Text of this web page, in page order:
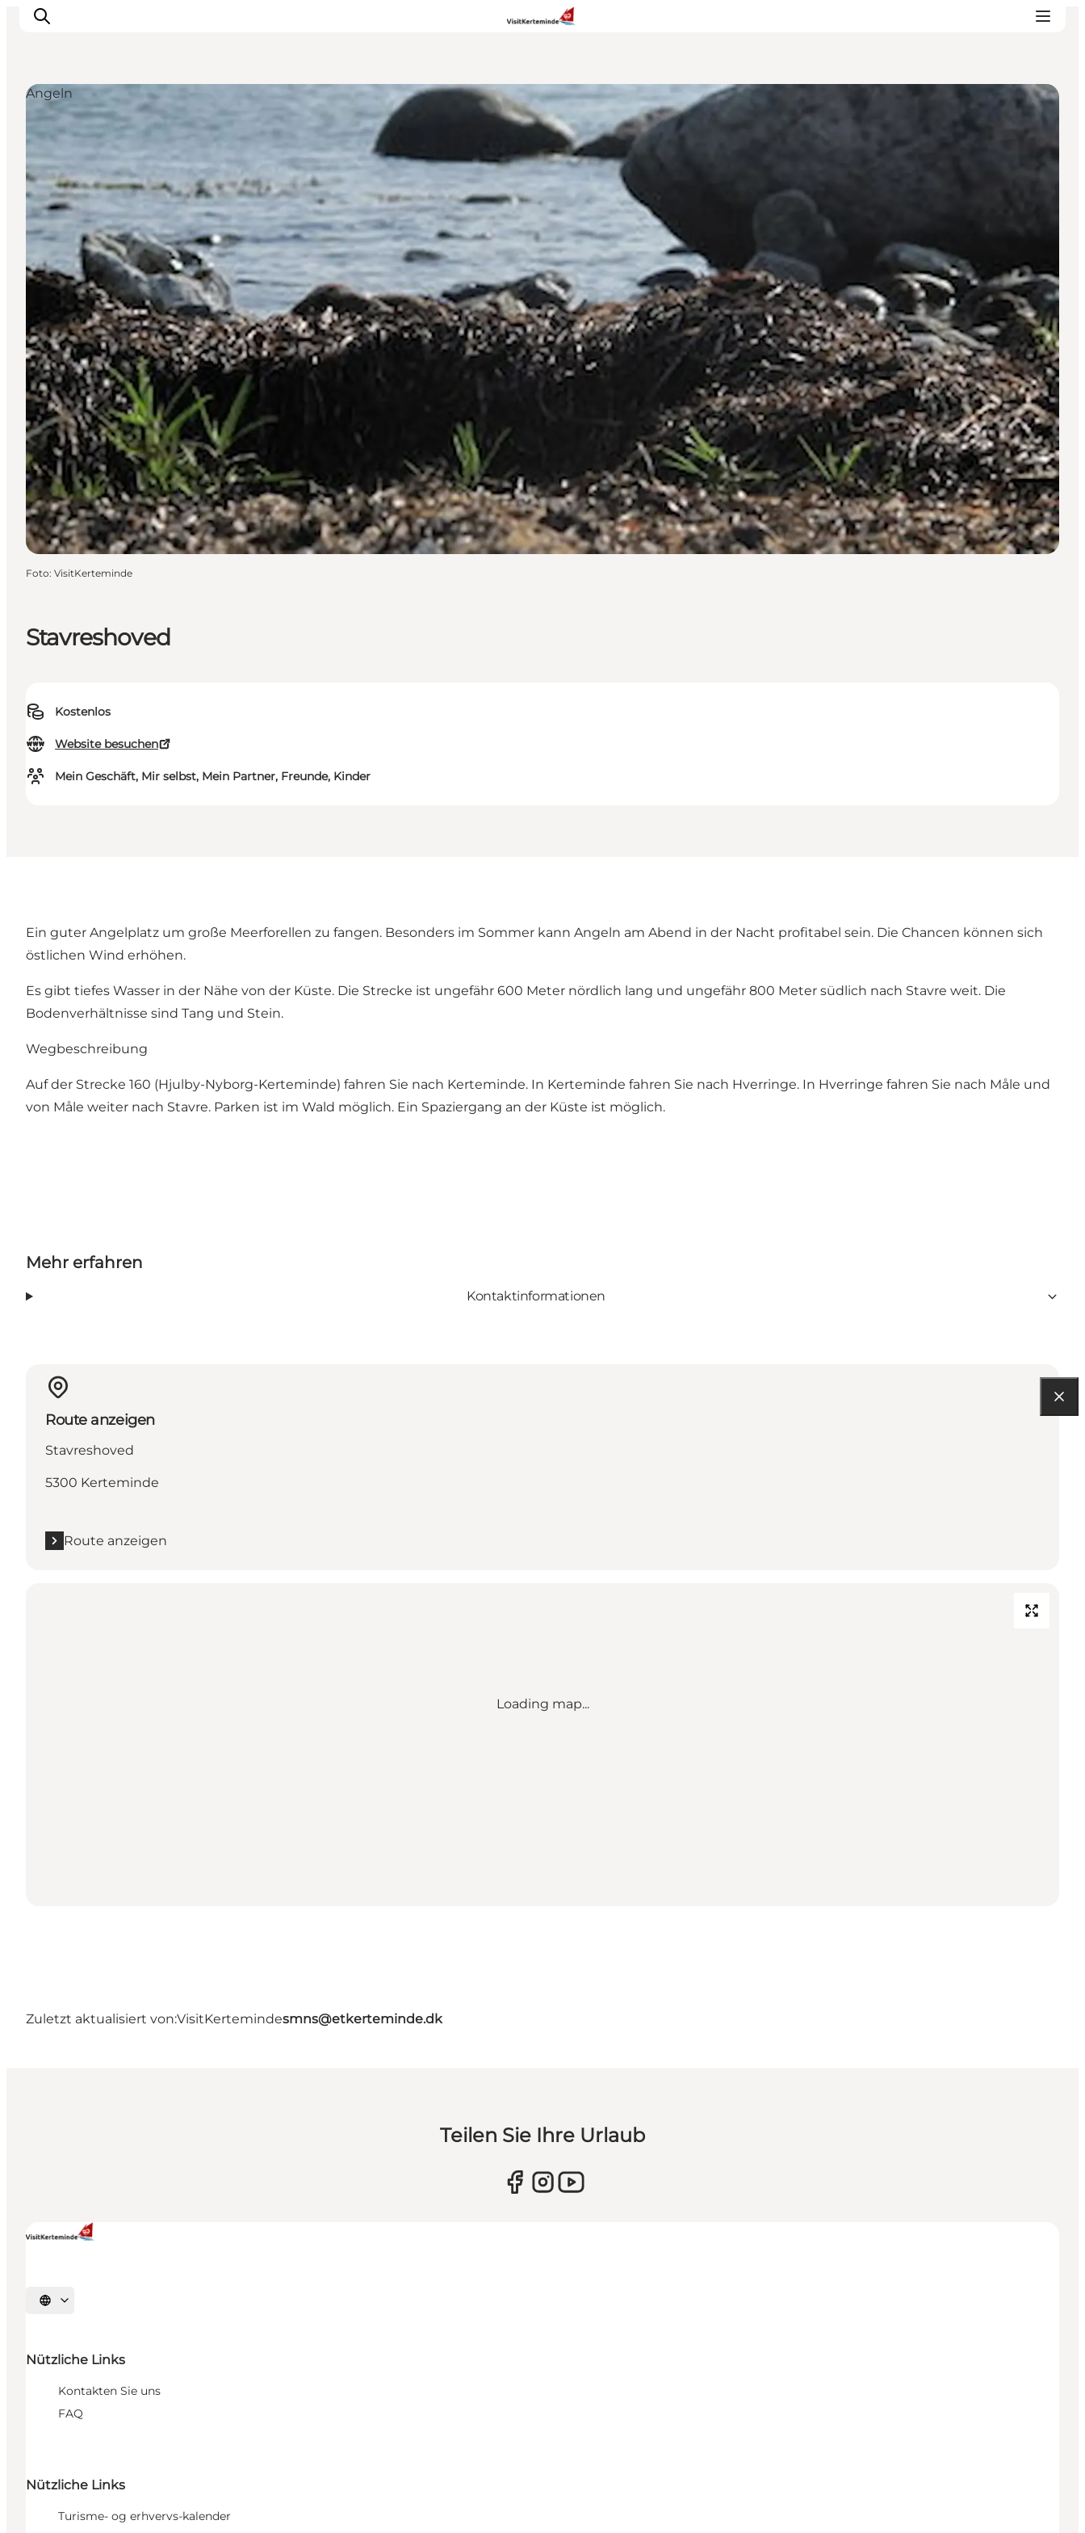
Sehenswürdigkeiten
Aktivitäten
Essen und trinken
Unterkünfte
Reiseplanung
Veranstaltungen
Stavreshoved
Kostenlos
Website besuchen
Mein Geschäft, Mir selbst, Mein Partner, Freunde, Kinder
Angeln
Foto: VisitKerteminde
Ein guter Angelplatz um große Meerforellen zu fangen. Besonders im Sommer kann Angeln am Abend in der Nacht profitabel sein. Die Chancen können sich
östlichen Wind erhöhen.
Es gibt tiefes Wasser in der Nähe von der Küste. Die Strecke ist ungefähr 600 Meter nördlich lang und ungefähr 800 Meter südlich nach Stavre weit. Die
Bodenverhältnisse sind Tang und Stein.
Wegbeschreibung
Auf der Strecke 160 (Hjulby-Nyborg-Kerteminde) fahren Sie nach Kerteminde. In Kerteminde fahren Sie nach Hverringe. In Hverringe fahren Sie nach Måle und
von Måle weiter nach Stavre. Parken ist im Wald möglich. Ein Spaziergang an der Küste ist möglich.
Mehr erfahren
Kontaktinformationen
Route anzeigen
Stavreshoved
5300 Kerteminde
Route anzeigen
Loading map...
Zuletzt aktualisiert von:VisitKertemindesmns@etkerteminde.dk
Teilen Sie Ihre Urlaub
Sprache auswählen
Nützliche Links
Kontakten Sie uns
FAQ
Nützliche Links
Turisme- og erhvervs-kalender